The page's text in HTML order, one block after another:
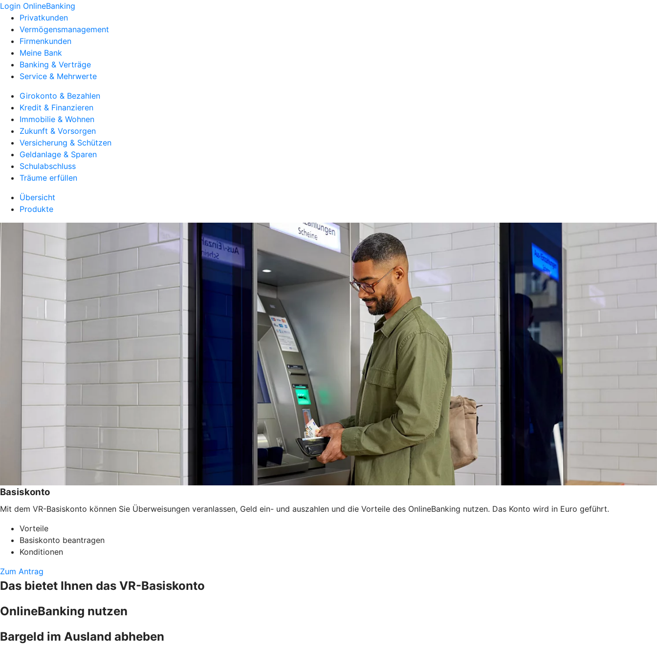
Login OnlineBanking
Privatkunden
Vermögensmanagement
Firmenkunden
Meine Bank
Banking & Verträge
Service & Mehrwerte
Girokonto & Bezahlen
Kredit & Finanzieren
Immobilie & Wohnen
Zukunft & Vorsorgen
Versicherung & Schützen
Geldanlage & Sparen
Schulabschluss
Träume erfüllen
Übersicht
Produkte
Basiskonto
Mit dem VR-Basiskonto können Sie Überweisungen veranlassen, Geld ein- und auszahlen und die Vorteile des OnlineBanking nutzen. Das Konto wird in Euro geführt.
Vorteile
Basiskonto beantragen
Konditionen
Zum Antrag
Das bietet Ihnen das VR-Basiskonto
OnlineBanking nutzen
Bargeld im Ausland abheben